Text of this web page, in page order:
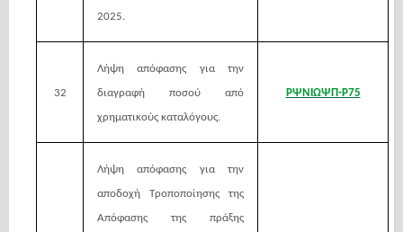
2025.
32
Λήψη απόφασης για την
διαγραφή ποσού από
χρηματικούς καταλόγους.
ΡΨΝΙΩΨΠ-Ρ75
Λήψη απόφασης για την
αποδοχή Τροποποίησης της
Απόφασης της πράξης